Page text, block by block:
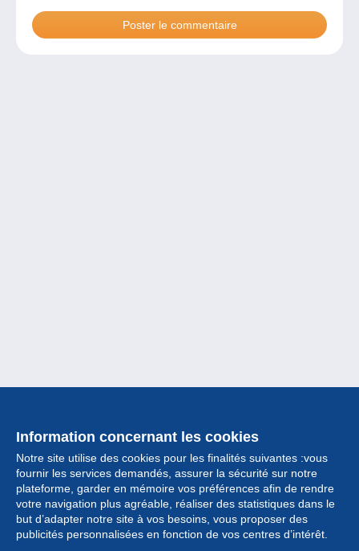
Information concernant les cookies
Notre site utilise des cookies pour les finalités suivantes :vous
fournir les services demandés, assurer la sécurité sur notre
plateforme, garder en mémoire vos préférences afin de rendre
votre navigation plus agréable, réaliser des statistiques dans le
but d’adapter notre site à vos besoins, vous proposer des
publicités personnalisées en fonction de vos centres d’intérêt.
Collection